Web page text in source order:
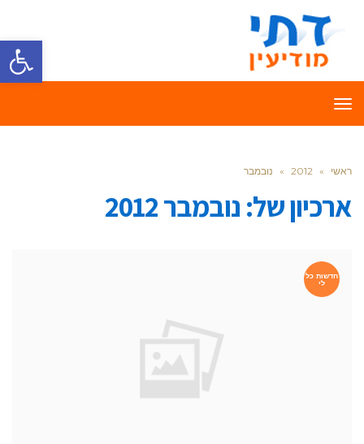
פתח
תפריט
ראשי »
2012
» נובמבר
ארכיון של:נובמבר 2012
חדשות כל
לי